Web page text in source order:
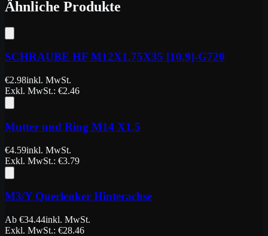
Ähnliche Produkte
SCHRAUBE HF M12X1.75X35 [10.9]-G720
€2.98inkl. MwSt.
Exkl. MwSt.: €2.46
Mutter und Ring M14 X1.5
€4.59inkl. MwSt.
Exkl. MwSt.: €3.79
M3/Y Querlenker Hinterachse
Ab €34.44inkl. MwSt.
Exkl. MwSt.: €28.46